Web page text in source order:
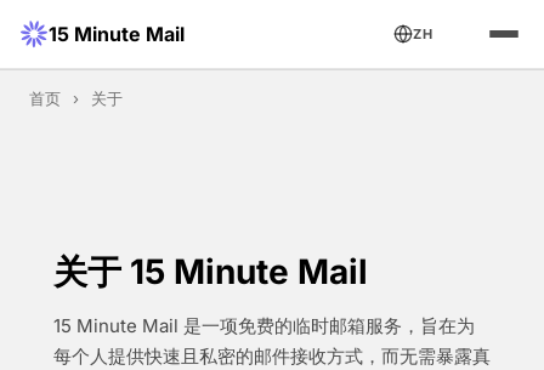
15 Minute Mail ZH
首页 › 关于
关于 15 Minute Mail
15 Minute Mail 是一项免费的临时邮箱服务，旨在为
每个人提供快速且私密的邮件接收方式，而无需暴露真